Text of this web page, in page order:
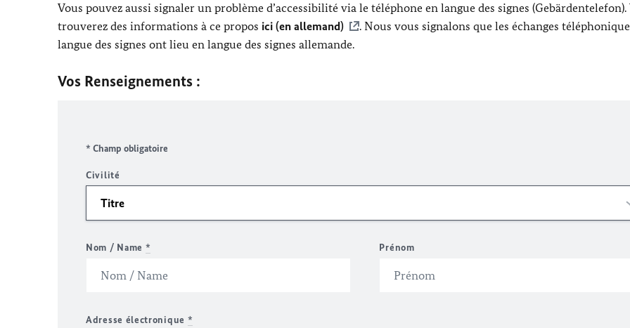
Vous pouvez aussi signaler un problème d’accessibilité via le téléphone en langue des signes (Gebärdentelefon).
trouverez des informations à ce propos ici (en allemand)
. Nous vous signalons que les échanges
langue des signes ont lieu en langue des signes allemande.
Vos Renseignements :
* Champ obligatoire
Civilité
Nom / Name * Prénom
Adresse électronique *